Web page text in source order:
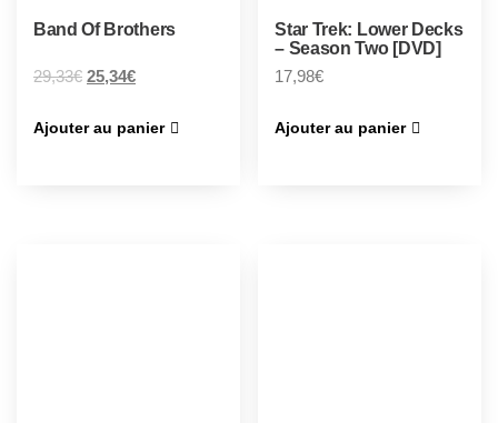
Band Of Brothers
29,33€ 25,34€
Ajouter au panier
Star Trek: Lower Decks
– Season Two [DVD]
17,98€
Ajouter au panier